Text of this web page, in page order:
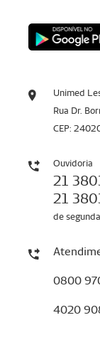
Unimed
Rua Dr.
CEP:
Ouvidoria
21
21
de
0800
4020